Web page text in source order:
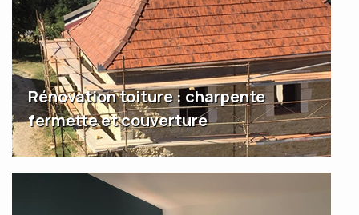
Rénovation toiture : charpente
fermette et couverture